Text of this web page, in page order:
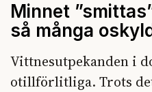
Minnet
så många
Vittnesutpekanden i
otillförlitliga. Trots